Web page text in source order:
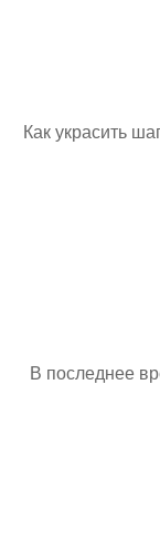
Как украсить
В последнее